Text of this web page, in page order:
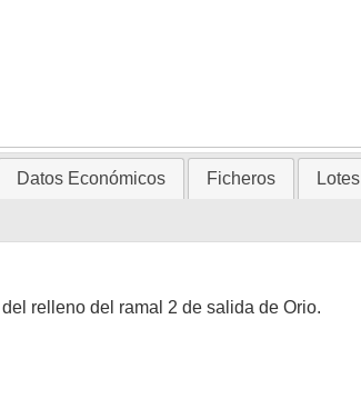
Datos Económicos Ficheros Lotes
relleno del ramal 2 de salida de Orio.